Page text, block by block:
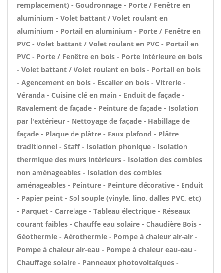
remplacement) - Goudronnage - Porte / Fenêtre en
aluminium - Volet battant / Volet roulant en
aluminium - Portail en aluminium - Porte / Fenêtre en
PVC - Volet battant / Volet roulant en PVC - Portail en
PVC - Porte / Fenêtre en bois - Porte intérieure en bois
- Volet battant / Volet roulant en bois - Portail en bois
- Agencement en bois - Escalier en bois - Vitrerie -
Véranda - Cuisine clé en main - Enduit de façade -
Ravalement de façade - Peinture de façade - Isolation
par l'extérieur - Nettoyage de façade - Habillage de
façade - Plaque de plâtre - Faux plafond - Plâtre
traditionnel - Staff - Isolation phonique - Isolation
thermique des murs intérieurs - Isolation des combles
non aménageables - Isolation des combles
aménageables - Peinture - Peinture décorative - Enduit
- Papier peint - Sol souple (vinyle, lino, dalles PVC, etc)
- Parquet - Carrelage - Tableau électrique - Réseaux
courant faibles - Chauffe eau solaire - Chaudière Bois -
Géothermie - Aérothermie - Pompe à chaleur air-air -
Pompe à chaleur air-eau - Pompe à chaleur eau-eau -
Chauffage solaire - Panneaux photovoltaïques -